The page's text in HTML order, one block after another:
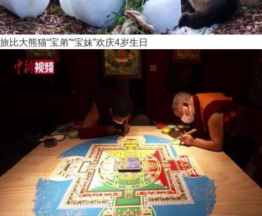
旅比大熊猫“宝弟”“宝妹”欢庆4岁生日